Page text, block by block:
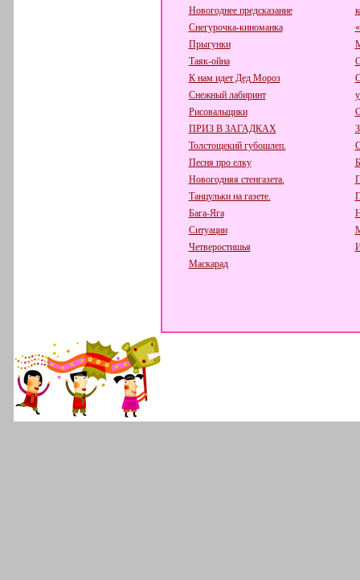
Новогоднее предсказание
Снегурочка-киноманка
Прыгунки
Таяк-ойна
К нам идет Дед Мороз
Снежный лабиринт
Рисовальщики
ПРИЗ В ЗАГАДКАХ
Толстощекий губошлеп.
Песня про елку
Новогодняя стенгазета.
Танцульки на газете.
Бага-Яга
Ситуации
Четверостишья
Маскарад